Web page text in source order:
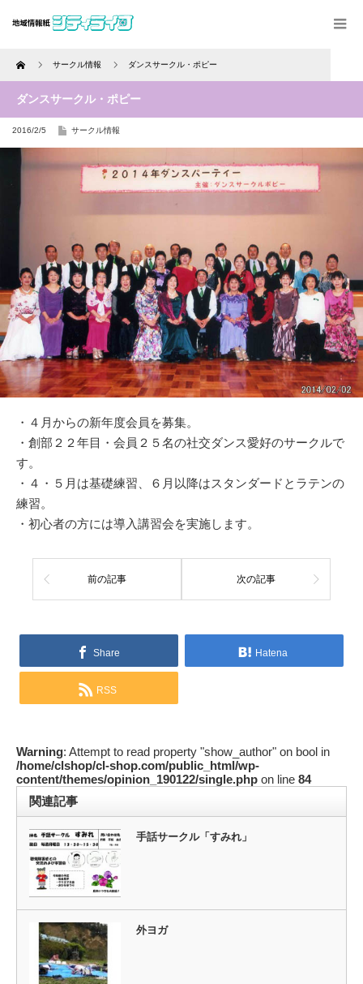
Home サークル情報 ダンスサークル・ポピー
ダンスサークル・ポピー
2016/2/5 サークル情報
・４月からの新年度会員を募集。
・創部２２年目・会員２５名の社交ダンス愛好のサークルで
す。
・４・５月は基礎練習、６月以降はスタンダードとラテンの
練習。
・初心者の方には導入講習会を実施します。
前の記事 次の記事
Share Hatena
RSS
Warning: Attempt to read property "show_author" on bool in
/home/clshop/cl-shop.com/public_html/wp-
content/themes/opinion_190122/single.php on line 84
関連記事
手話サークル「すみれ」
外ヨガ